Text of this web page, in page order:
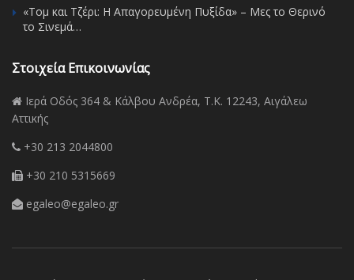
«Τομ και Τζέρι: Η Απαγορευμένη Πυξίδα» – Μες το Θερινό
το Σινεμά…
Στοιχεία Επικοινωνίας
Ιερά Οδός 364 & Κάλβου Ανδρέα, Τ.Κ. 12243, Αιγάλεω
Αττικής
+30 213 2044800
+30 210 5315669
egaleo@egaleo.gr